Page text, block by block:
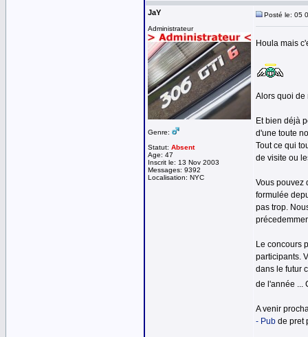
JaY
Administrateur
Genre:
Statut: Absent
Age: 47
Inscrit le: 13 Nov 2003
Messages: 9392
Localisation: NYC
Posté le: 05
Houla mais
Alors quoi de
Et bien déjà
d'une toute
Tout ce qui
de visite ou
Vous pouvez
formulée
pas trop.
Le concours
participants.
dans le futur
de l'année ...
A venir
- Pub de pret